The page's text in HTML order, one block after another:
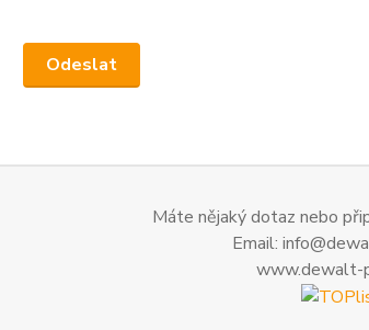
Máte nějaký dotaz nebo
Email:
www.dewalt-